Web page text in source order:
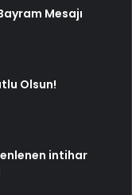
Mesajı
Olsun!
intihar